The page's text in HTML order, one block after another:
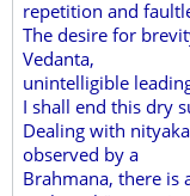
repetition and
The desire for
Vedanta,
unintelligible
I shall end this dry
Dealing with
observed by a
Brahmana, there is